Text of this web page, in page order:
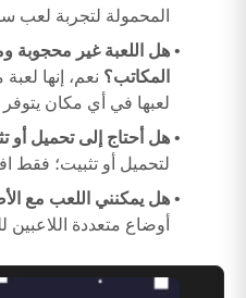
المحمولة لتجربة لعب
هل اللعبة غير محجوبة
المكاتب؟ نعم، إنها
لعبها في أي مكان يتوفر
هل أحتاج إلى تحميل أو
لتحميل أو تثبيت؛ فقط
هل يمكنني اللعب مع
أوضاع متعددة اللاعبين